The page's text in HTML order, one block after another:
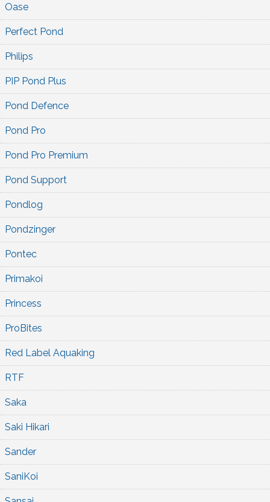
Oase
Perfect Pond
Philips
PIP Pond Plus
Pond Defence
Pond Pro
Pond Pro Premium
Pond Support
Pondlog
Pondzinger
Pontec
Primakoi
Princess
ProBites
Red Label Aquaking
RTF
Saka
Saki Hikari
Sander
SaniKoi